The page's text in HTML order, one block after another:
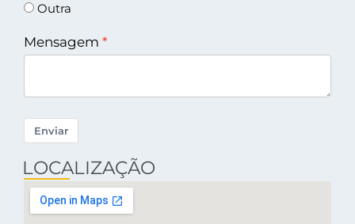
Outra
Mensagem
Enviar
LOCALIZAÇÃO